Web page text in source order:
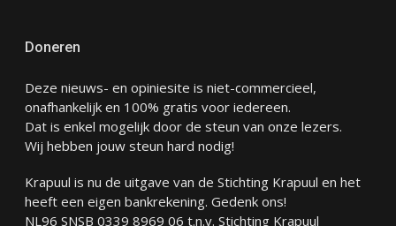
Doneren
Deze nieuws- en opiniesite is niet-commercieel,
onafhankelijk en 100% gratis voor iedereen.
Dat is enkel mogelijk door de steun van onze lezers.
Wij hebben jouw steun hard nodig!
Krapuul is nu de uitgave van de Stichting Krapuul en het
heeft een eigen bankrekening. Gedenk ons!
NL96 SNSB 0339 8969 06 t.n.v. Stichting Krapuul